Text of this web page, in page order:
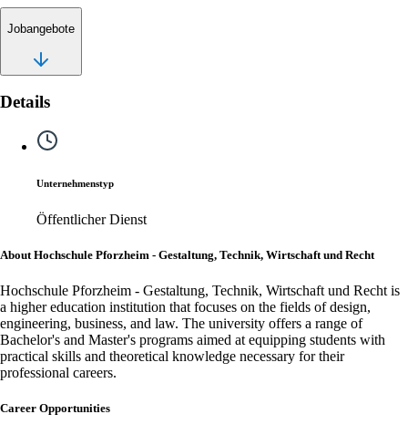
Jobangebote
Details
Unternehmenstyp
Öffentlicher Dienst
About Hochschule Pforzheim - Gestaltung, Technik, Wirtschaft und Recht
Hochschule Pforzheim - Gestaltung, Technik, Wirtschaft und Recht is
a higher education institution that focuses on the fields of design,
engineering, business, and law. The university offers a range of
Bachelor's and Master's programs aimed at equipping students with
practical skills and theoretical knowledge necessary for their
professional careers.
Career Opportunities